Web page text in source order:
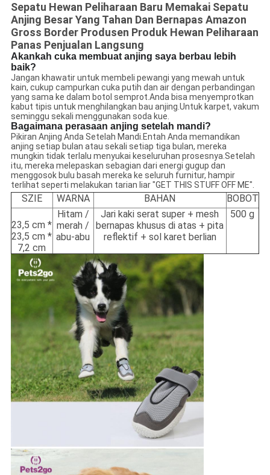
Sepatu Hewan Peliharaan Baru Memakai Sepatu
Anjing Besar Yang Tahan Dan Bernapas Amazon
Gross Border Produsen Produk Hewan Peliharaan
Panas Penjualan Langsung
Akankah cuka membuat anjing saya berbau lebih
baik?
Jangan khawatir untuk membeli pewangi yang mewah untuk
kain, cukup campurkan cuka putih dan air dengan perbandingan
yang sama ke dalam botol semprot.Anda bisa menyemprotkan
kabut tipis untuk menghilangkan bau anjing.Untuk karpet, vakum
seminggu sekali menggunakan soda kue.
Bagaimana perasaan anjing setelah mandi?
Pikiran Anjing Anda Setelah Mandi.Entah Anda memandikan
anjing setiap bulan atau sekali setiap tiga bulan, mereka
mungkin tidak terlalu menyukai keseluruhan prosesnya.Setelah
itu, mereka melepaskan sebagian dari energi gugup dan
menggosok bulu basah mereka ke seluruh furnitur, hampir
terlihat seperti melakukan tarian liar "GET THIS STUFF OFF ME".
SZIE WARNA BAHAN BOBOT
23,5 cm *
23,5 cm *
7,2 cm
Hitam /
merah /
abu-abu
Jari kaki serat super + mesh
bernapas khusus di atas + pita
reflektif + sol karet berlian
500 g